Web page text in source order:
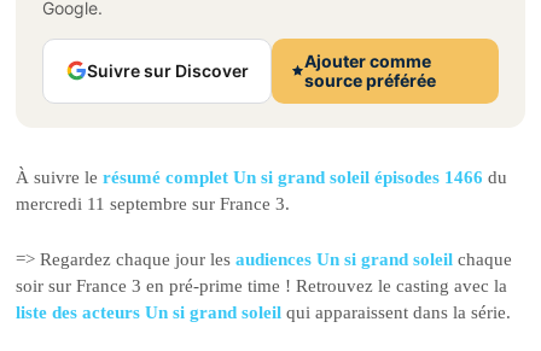
Google.
Suivre sur Discover
Ajouter comme
source préférée
À suivre lerésumé complet Un si grand soleil épisodes 1466 du
mercredi 11 septembre sur France 3.
=> Regardez chaque jour lesaudiences Un si grand soleil chaque
soir sur France 3 en pré-prime time ! Retrouvez le casting avec la
liste des acteurs Un si grand soleil qui apparaissent dans la série.